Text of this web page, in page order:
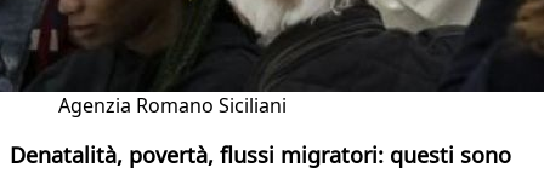
Agenzia Romano Siciliani
Denatalità, povertà, flussi migratori: questi sono